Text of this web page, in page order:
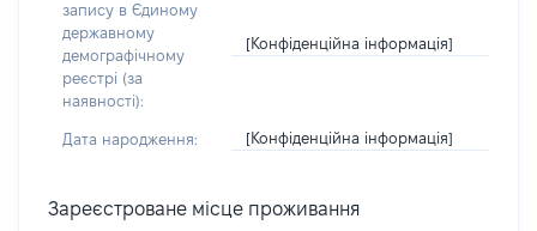
запису в Єдиному
державному
демографічному
реєстрі (за
наявності):
[Конфіденційна інформація]
Дата народження: [Конфіденційна інформація]
Зареєстроване місце проживання